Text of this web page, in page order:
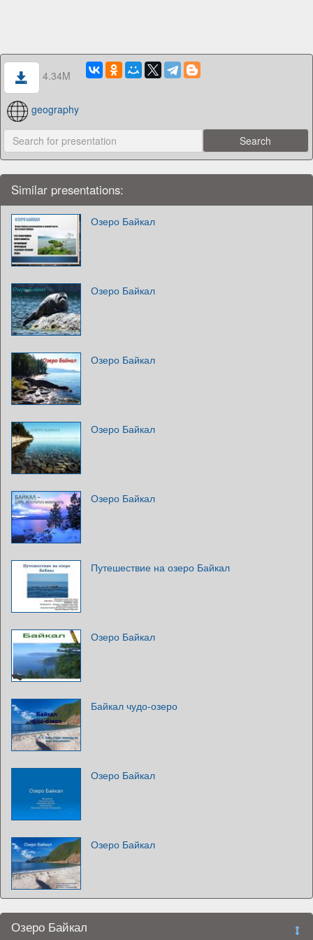
4.34M
geography
Similar presentations:
Озеро Байкал
Озеро Байкал
Озеро Байкал
Озеро Байкал
Озеро Байкал
Путешествие на озеро Байкал
Озеро Байкал
Байкал чудо-озеро
Озеро Байкал
Озеро Байкал
Озеро Байкал